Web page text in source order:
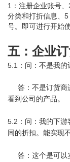
1：注册企业账号
分类和打折信息、
号。即可进行开始使
五：企业
5.1：问：不是我的
答：不是订货商
看到公司的产品。
5.2：问：我的下游
同的折扣。能实现
答：这个是可以